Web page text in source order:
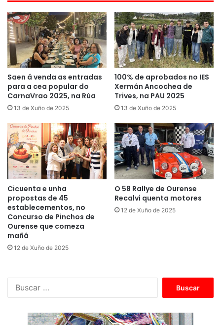
Saen á venda as entradas
para a cea popular do
CarnaVrao 2025, na Rúa
13 de Xuño de 2025
100% de aprobados no IES
Xermán Ancochea de
Trives, na PAU 2025
13 de Xuño de 2025
Cicuenta e unha
propostas de 45
establecementos, no
Concurso de Pinchos de
Ourense que comeza
mañá
12 de Xuño de 2025
O 58 Rallye de Ourense
Recalvi quenta motores
12 de Xuño de 2025
c